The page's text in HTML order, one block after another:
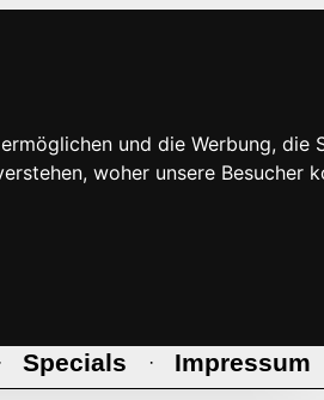
und die Werbung, die
woher unsere Besucher
· Specials · Impressum